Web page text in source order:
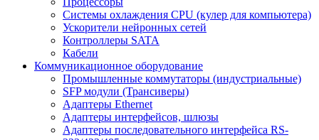
Системы охлаждения CPU (кулер для компьютера)
Ускорители нейронных сетей
Контроллеры SATA
Кабели
Коммуникационное оборудование
Промышленные коммутаторы (индустриальные)
SFP модули (Трансиверы)
Адаптеры Ethernet
Адаптеры интерфейсов, шлюзы
Адаптеры последовательного интерфейса RS-